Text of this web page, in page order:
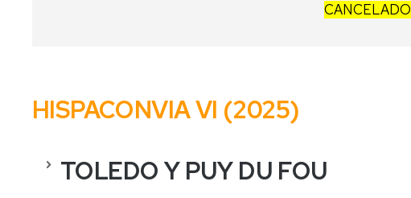
CANCELADO
HISPACONVIAVI (2025)
TOLEDO Y PUY DU FOU